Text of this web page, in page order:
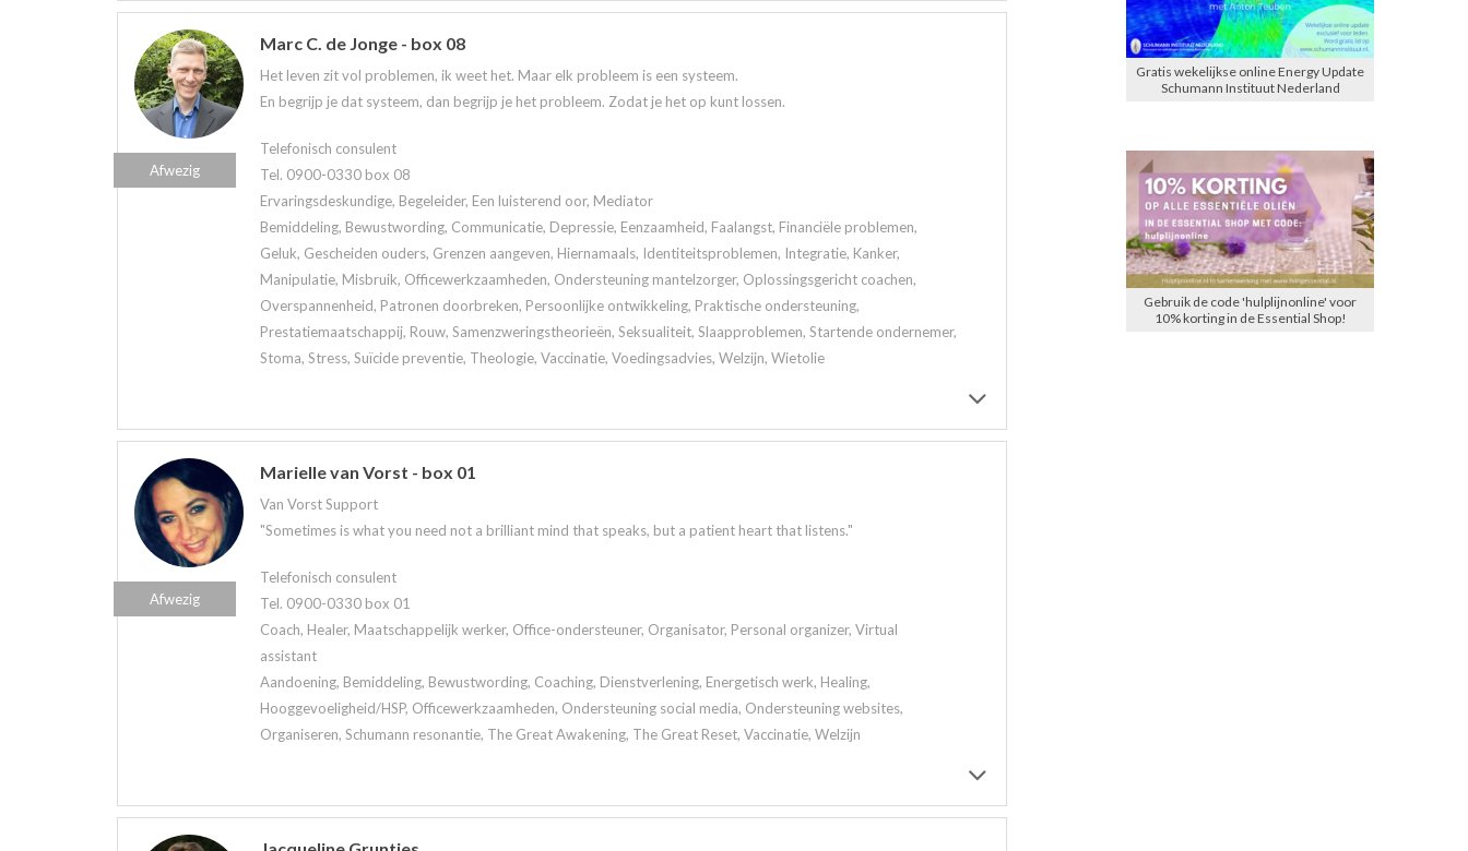
Marc C. de Jonge - box 08
Het leven zit vol problemen, ik weet het. Maar elk probleem is een systeem.
En begrijp je dat systeem, dan begrijp je het probleem. Zodat je het op kunt lossen.
Telefonisch consulent
Tel. 0900-0330 box 08
Ervaringsdeskundige, Begeleider, Een luisterend oor, Mediator
Bemiddeling, Bewustwording, Communicatie, Depressie, Eenzaamheid, Faalangst, Financiële problemen,
Geluk, Gescheiden ouders, Grenzen aangeven, Hiernamaals, Identiteitsproblemen, Integratie, Kanker,
Manipulatie, Misbruik, Officewerkzaamheden, Ondersteuning mantelzorger, Oplossingsgericht coachen,
Overspannenheid, Patronen doorbreken, Persoonlijke ontwikkeling, Praktische ondersteuning,
Prestatiemaatschappij, Rouw, Samenzweringstheorieën, Seksualiteit, Slaapproblemen, Startende ondernemer,
Stoma, Stress, Suïcide preventie, Theologie, Vaccinatie, Voedingsadvies, Welzijn, Wietolie
Afwezig
Marielle van Vorst - box 01
Van Vorst Support
"Sometimes is what you need not a brilliant mind that speaks, but a patient heart that listens."
Telefonisch consulent
Tel. 0900-0330 box 01
Coach, Healer, Maatschappelijk werker, Office-ondersteuner, Organisator, Personal organizer, Virtual
assistant
Aandoening, Bemiddeling, Bewustwording, Coaching, Dienstverlening, Energetisch werk, Healing,
Hooggevoeligheid/HSP, Officewerkzaamheden, Ondersteuning social media, Ondersteuning websites,
Organiseren, Schumann resonantie, The Great Awakening, The Great Reset, Vaccinatie, Welzijn
Afwezig
Gratis wekelijkse online Energy Update
Schumann Instituut Nederland
Gebruik de code 'hulplijnonline' voor
10% korting in de Essential Shop!